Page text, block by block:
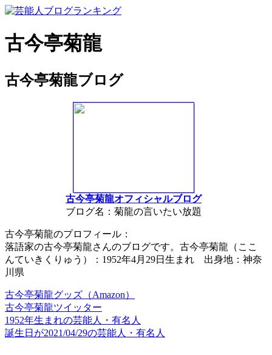
古今亭菊龍
古今亭菊龍ブログ
古今亭菊龍オフィシャルブログ
ブログ名：菊龍の言いたい放題
古今亭菊龍のプロフィール：
落語家の古今亭菊龍さんのブログです。古今亭菊龍（ここ
んていきくりゅう）：1952年4月29日生まれ 出身地：神奈
川県
古今亭菊龍グッズ（Amazon）
古今亭菊龍ツイッター
1952年生まれの芸能人・有名人
誕生日が2021/04/29の芸能人・有名人